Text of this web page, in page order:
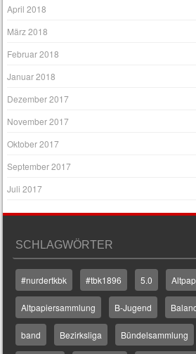
April 2018
März 2018
Februar 2018
Januar 2018
Dezember 2017
November 2017
Oktober 2017
September 2017
Juli 2017
SCHLAGWÖRTER
#nurdertkbk #tbk1896 5.0
Altpapiersammlung B-Jugend
band Bezirksliga Bündelsammlung